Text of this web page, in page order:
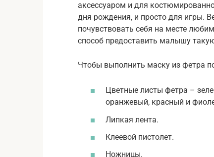
аксессуаром и для
дня рождения, и просто для игры.
почувствовать себя на месте
способ предоставить малышу
Чтобы выполнить маску из фетра
Цветные листы фетра –
оранжевый, красный и
Липкая лента.
Клеевой пистолет.
Ножницы.